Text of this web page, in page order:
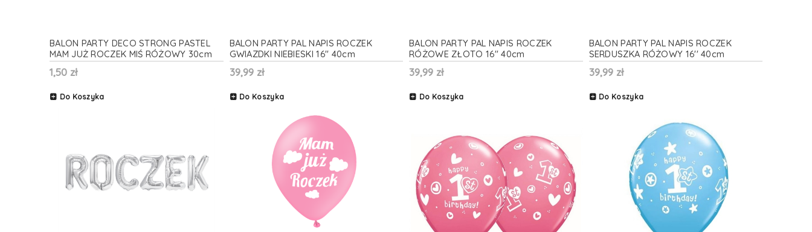
BALON PARTY DECO STRONG PASTEL
MAM JUŻ ROCZEK MIŚ RÓŻOWY 30cm
1szt
1,50 zł
Do Koszyka
BALON PARTY PAL NAPIS ROCZEK
GWIAZDKI NIEBIESKI 16'' 40cm
39,99 zł
Do Koszyka
BALON PARTY PAL NAPIS ROCZEK
RÓŻOWE ZŁOTO 16'' 40cm
39,99 zł
Do Koszyka
BALON PARTY PAL NAPIS ROCZEK
SERDUSZKA RÓŻOWY 16'' 40cm
39,99 zł
Do Koszyka